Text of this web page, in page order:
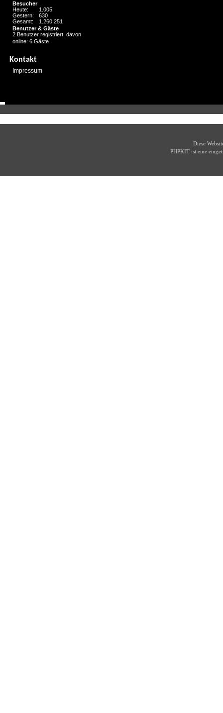
Besucher
Heute:
1.005
Gestern:
630
Gesamt:
1.260.251
Benutzer & Gäste
2 Benutzer registriert, davon
online: 6 Gäste
Kontakt
Impressum
Diese
PHPKIT ist eine